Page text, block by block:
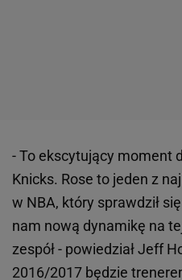
- To ekscytujący moment
Knicks. Rose to jeden z
w NBA, który sprawdził
nam nową dynamikę na
zespół - powiedział Jeff
2016/2017 będzie